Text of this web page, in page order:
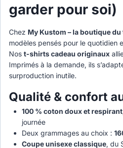
garder pour soi)
Chez My Kustom – la boutique
modèles pensés pour le quotidien
Nos t-shirts cadeau originaux
Imprimés à la demande, ils
surproduction inutile.
Qualité & confort
100 % coton doux et respirant
journée
Deux grammages au choix :
Coupe unisexe classique, du